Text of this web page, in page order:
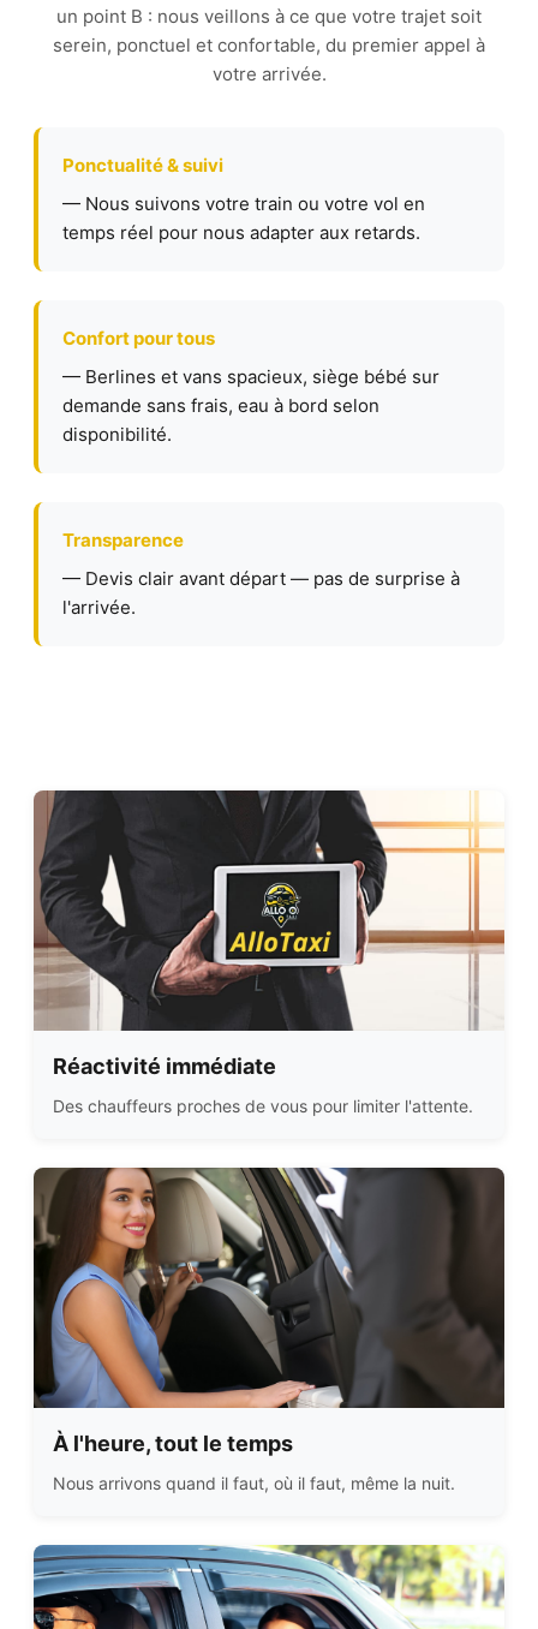
un point B : nous veillons à ce que votre trajet soit
serein, ponctuel et confortable, du premier appel à
votre arrivée.
Ponctualité & suivi
— Nous suivons votre train ou votre vol en
temps réel pour nous adapter aux retards.
Confort pour tous
— Berlines et vans spacieux, siège bébé sur
demande sans frais, eau à bord selon
disponibilité.
Transparence
— Devis clair avant départ — pas de surprise à
l'arrivée.
Réactivité immédiate
Des chauffeurs proches de vous pour limiter l'attente.
À l'heure, tout le temps
Nous arrivons quand il faut, où il faut, même la nuit.